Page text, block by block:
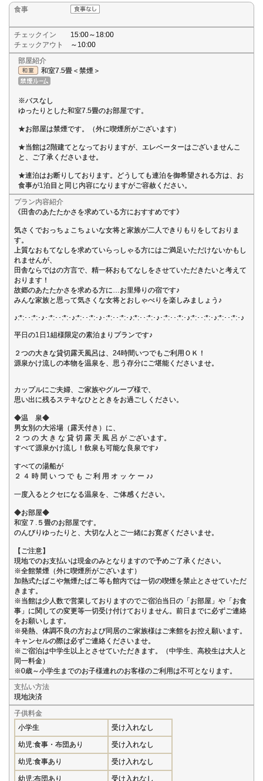
食事
チェックイン
15:00～18:00
チェックアウト
～10:00
部屋紹介
和室7.5畳＜禁煙＞
※バスなし
ゆったりとした和室7.5畳のお部屋です。
★お部屋は禁煙です。（外に喫煙所がございます）
★当館は2階建てとなっておりますが、エレベーターはございませんこ
と、ご了承くださいませ。
★連泊はお断りしております。どうしても連泊を御希望される方は、お
食事が1泊目と同じ内容になりますがご容赦ください。
プラン内容紹介
《田舎のあたたかさを求めている方におすすめです》
気さくでおっちょこちょいな女将と家族が二人できりもりをしておりま
す。
上質なおもてなしを求めていらっしゃる方にはご満足いただけないかもし
れませんが、
田舎ならではの方言で、精一杯おもてなしをさせていただきたいと考えて
おります！
故郷のあたたかさを求める方に…お里帰りの宿です♪
みんな家族と思って気さくな女将とおしゃべりを楽しみましょう♪
♪:*:･･:*:･♪･:*:･･:*:･♪:*:･･:*:･♪･:*:･･:*:･♪:*:･･:*:･♪･:*:･･:*:･♪:*:･･:*:･♪:*:･･:*:･♪
平日の1日1組様限定の素泊まりプランです♪
２つの大きな貸切露天風呂は、24時間いつでもご利用ＯＫ！
源泉かけ流しの本物を温泉を、思う存分にご堪能くださいませ。
カップルにご夫婦、ご家族やグループ様で、
思い出に残るステキなひとときをお過ごしください。
◆温 泉◆
男女別の大浴場（露天付き）に、
２ つ の 大 き な 貸 切 露 天 風 呂 が ございます。
すべて源泉かけ流し！飲泉も可能な良泉です♪
すべての湯船が
２ ４ 時 間 い つ で も ご 利 用 オ ッ ケ ー ♪♪
一度入るとクセになる温泉を、ご体感ください。
◆お部屋◆
和室７.５畳のお部屋です。
のんびりゆったりと、大切な人とご一緒にお寛ぎくださいませ。
【ご注意】
現地でのお支払いは現金のみとなりますので予めご了承ください。
※全館禁煙（外に喫煙所がございます）
加熱式たばこや無煙たばこ等も館内では一切の喫煙を禁止とさせていただ
きます。
※当館は少人数で営業しておりますのでご宿泊当日の「お部屋」や「お食
事」に関しての変更等一切受け付けておりません。前日までに必ずご連絡
をお願いします。
※発熱、体調不良の方および同居のご家族様はご来館をお控え願います。
キャンセルの際は必ずご連絡くださいませ。
※ご宿泊は中学生以上とさせていただきます。（中学生、高校生は大人と
同一料金）
※0歳～小学生までのお子様連れのお客様のご利用は不可となります。
支払い方法
現地決済
子供料金
小学生
受け入れなし
幼児:食事・布団あり 受け入れなし
幼児:食事あり 受け入れなし
幼児:布団あり 受け入れなし